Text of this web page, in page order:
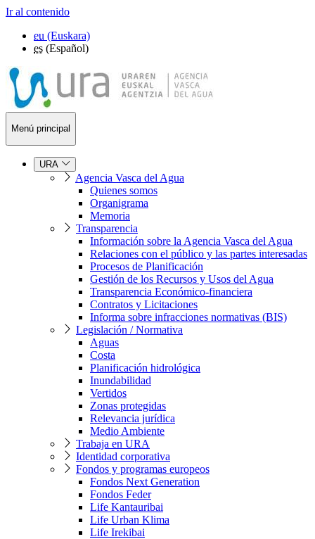
Ir al contenido
eu (Euskara)
es (Español)
Menú principal
URA
Agencia Vasca del Agua
Quienes somos
Organigrama
Memoria
Transparencia
Información sobre la Agencia Vasca del Agua
Relaciones con el público y las partes interesadas
Procesos de Planificación
Gestión de los Recursos y Usos del Agua
Transparencia Económico-financiera
Contratos y Licitaciones
Informa sobre infracciones normativas (BIS)
Legislación / Normativa
Aguas
Costa
Planificación hidrológica
Inundabilidad
Vertidos
Zonas protegidas
Relevancia jurídica
Medio Ambiente
Trabaja en URA
Identidad corporativa
Fondos y programas europeos
Fondos Next Generation
Fondos Feder
Life Kantauribai
Life Urban Klima
Life Irekibai